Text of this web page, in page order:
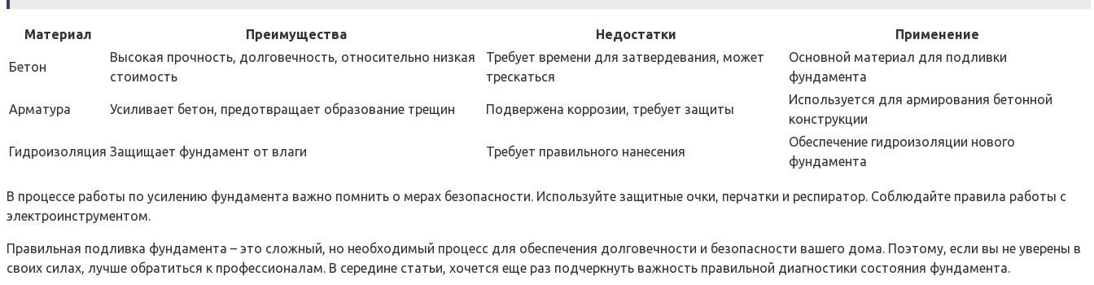
Материал Преимущества Недостатки Применение
Бетон
Высокая прочность, долговечность, относительно низкая
стоимость
Требует времени для затвердевания, может
трескаться
Основной материал для подливки
фундамента
Арматура Усиливает бетон, предотвращает образование трещин Подвержена коррозии, требует защиты
Используется для армирования бетонной
конструкции
Гидроизоляция Защищает фундамент от влаги Требует правильного нанесения
Обеспечение гидроизоляции нового
фундамента
В процессе работы по усилению фундамента важно помнить о мерах безопасности. Используйте защитные очки, перчатки и респиратор. Соблюдайте правила работы с
электроинструментом.
Правильная подливка фундамента – это сложный, но необходимый процесс для обеспечения долговечности и безопасности вашего дома. Поэтому, если вы не уверены в
своих силах, лучше обратиться к профессионалам. В середине статьи, хочется еще раз подчеркнуть важность правильной диагностики состояния фундамента.